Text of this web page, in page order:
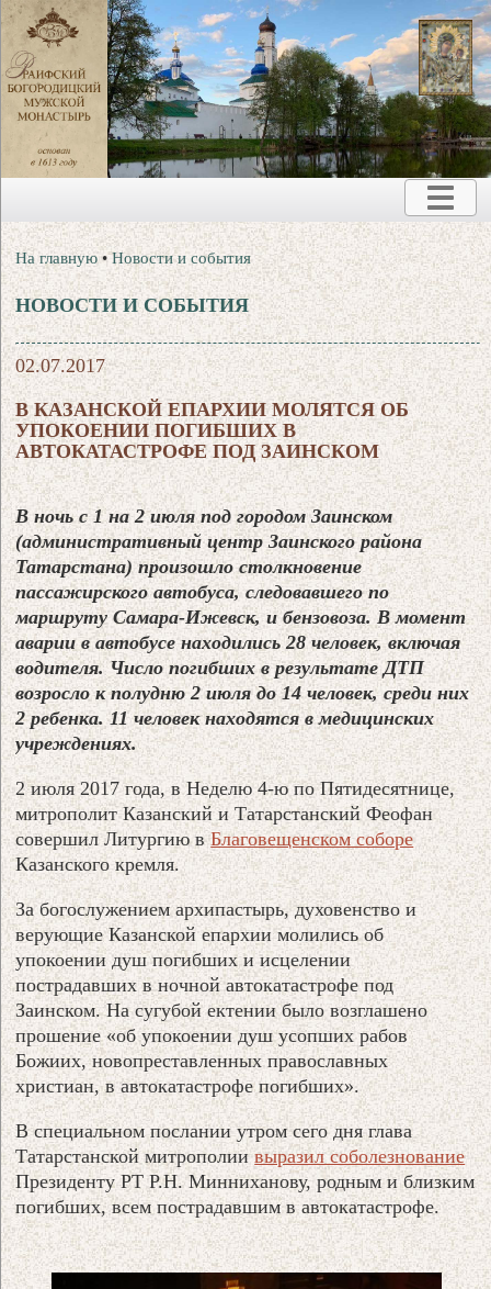
На главную •Новости и события
НОВОСТИ И СОБЫТИЯ
02.07.2017
В КАЗАНСКОЙ ЕПАРХИИ МОЛЯТСЯ ОБ
УПОКОЕНИИ ПОГИБШИХ В
АВТОКАТАСТРОФЕ ПОД ЗАИНСКОМ
В ночь с 1 на 2 июля под городом Заинском
(административный центр Заинского района
Татарстана) произошло столкновение
пассажирского автобуса, следовавшего по
маршруту Самара-Ижевск, и бензовоза. В момент
аварии в автобусе находились 28 человек, включая
водителя. Число погибших в результате ДТП
возросло к полудню 2 июля до 14 человек, среди них
2 ребенка. 11 человек находятся в медицинских
учреждениях.
2 июля 2017 года, в Неделю 4-ю по Пятидесятнице,
митрополит Казанский и Татарстанский Феофан
совершил Литургию вБлаговещенском соборе
Казанского кремля.
За богослужением архипастырь, духовенство и
верующие Казанской епархии молились об
упокоении душ погибших и исцелении
пострадавших в ночной автокатастрофе под
Заинском. На сугубой ектении было возглашено
прошение «об упокоении душ усопших рабов
Божиих, новопреставленных православных
христиан, в автокатастрофе погибших».
В специальном послании утром сего дня глава
Татарстанской митрополиивыразил соболезнование
Президенту РТ Р.Н. Минниханову, родным и близким
погибших, всем пострадавшим в автокатастрофе.